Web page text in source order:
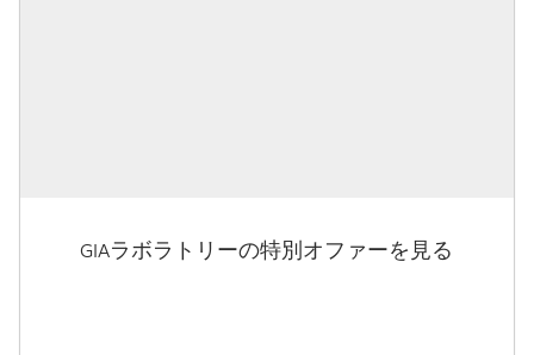
GIAラボラトリーの特別オファーを見る